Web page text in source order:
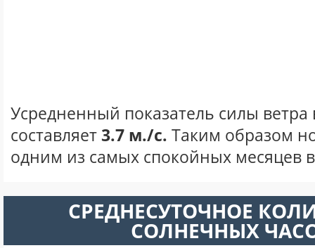
Усредненный показатель силы ветра
составляет3.7 м./с. Таким образом
одним из самых спокойных месяцев
СРЕДНЕСУТОЧНОЕ
СОЛНЕЧНЫХ